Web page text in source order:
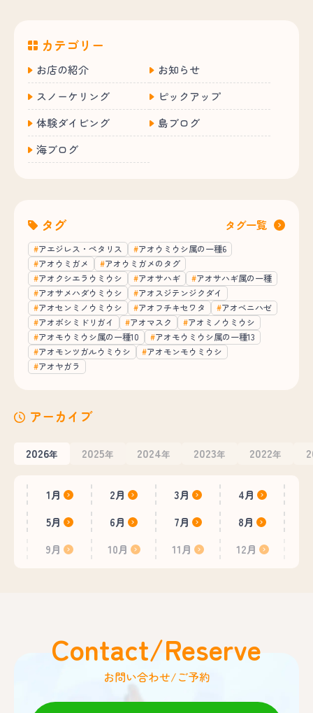
カテゴリー
お店の紹介
お知らせ
スノーケリング
ピックアップ
体験ダイビング
島ブログ
海ブログ
タグ タグ一覧
アエジレス・ペタリス
アオウミウシ属の一種6
アオウミガメ
アオウミガメのタグ
アオクシエラウミウシ
アオサハギ
アオサハギ属の一種
アオサメハダウミウシ
アオスジテンジクダイ
アオセンミノウミウシ
アオフチキセワタ
アオベニハゼ
アオボシミドリガイ
アオマスク
アオミノウミウシ
アオモウミウシ属の一種10
アオモウミウシ属の一種13
アオモンツガルウミウシ
アオモンモウミウシ
アオヤガラ
アーカイブ
2026年 2025年 2024年 2023年 2022年
1月 2月 3月
4月
5月
6月 7月
8月
9月
10月 11月 12月
Contact/Reserve
お問い合わせ/ご予約